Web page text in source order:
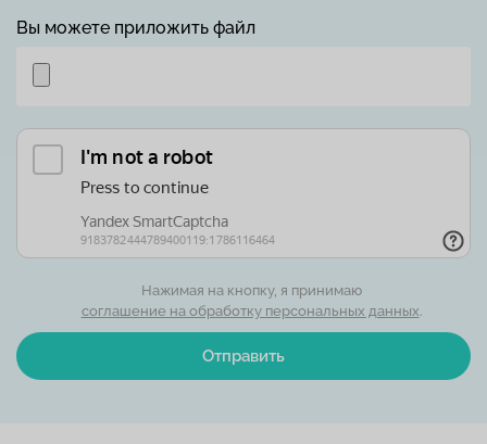
Вы можете приложить файл
Отправить
Нажимая на кнопку, я принимаю
соглашение на обработку персональных данных.